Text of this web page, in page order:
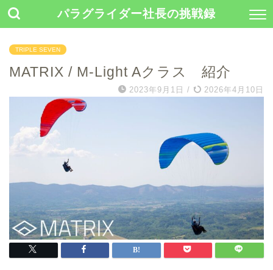
パラグライダー社長の挑戦録
TRIPLE SEVEN
MATRIX / M-Light Aクラス 紹介
2023年9月1日 / 2026年4月10日